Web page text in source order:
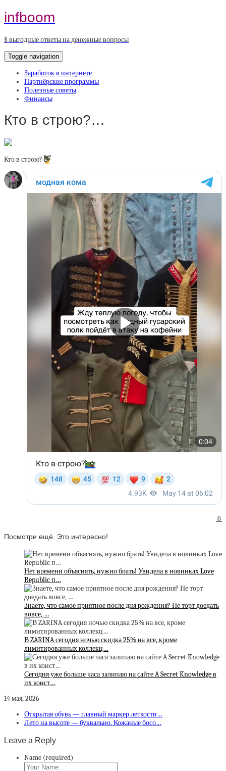
infboom
$ выгодные ответы на денежные вопросы
Toggle navigation
Заработок в интернете
Партнёрские программы
Полезные советы
Финансы
Кто в строю?…
Кто в строю?👋
©
Посмотри ещё. Это интересно!
Нет времени объяснять, нужно брать! Увидела в новинках Love
Republic п…
Знаете, что самое приятное после дня рождения? Не торт доедать
вовсе, …
В ZARINA сегодня ночью скидка 25% на все, кроме
лимитированных коллекц…
Сегодня уже больше часа залипаю на сайте A Secret Knowledge в
их конст…
14 мая, 2026
Открытая обувь — главный маркер легкости…
Лето на высоте — буквально. Кожаные босо…
Leave a Reply
Name (required)